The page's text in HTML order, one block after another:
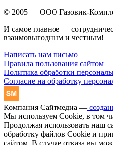
© 2005 — ООО Газовик-
И самое главное —
взаимовыгодным и честным!
Написать нам письмо
Правила пользования сайтом
Политика обработки
Согласие на обработку
Компания Сайтмедиа —
Мы используем Cookie, в том
Продолжая использовать наш
обработку файлов Cookie и
сайтом. В случае отказа вы